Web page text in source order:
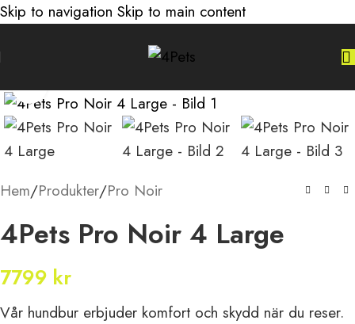
Skip to navigation Skip to main content
Hem/Produkter/Pro Noir
4Pets Pro Noir 4 Large
7799 kr
Vår hundbur erbjuder komfort och skydd när du reser.